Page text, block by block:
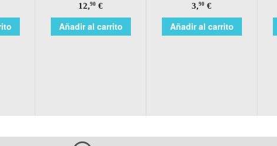
12,90 €
Añadir al carrito
3,90 €
Añadir al carrito